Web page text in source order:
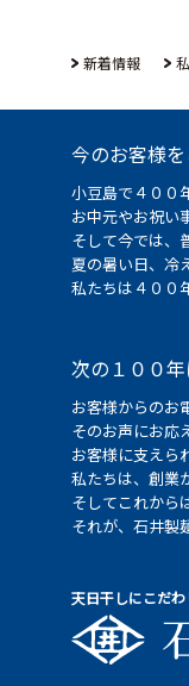
新着情報
今のお客様を
小豆島で４００
お中元やお祝い
そして今では、
夏の暑い日、冷
私たちは４００
次の１００
お客様からのお
そのお声にお応
お客様に支えら
私たちは、創業
そしてこれから
それが、石井製
天日干しにこだ